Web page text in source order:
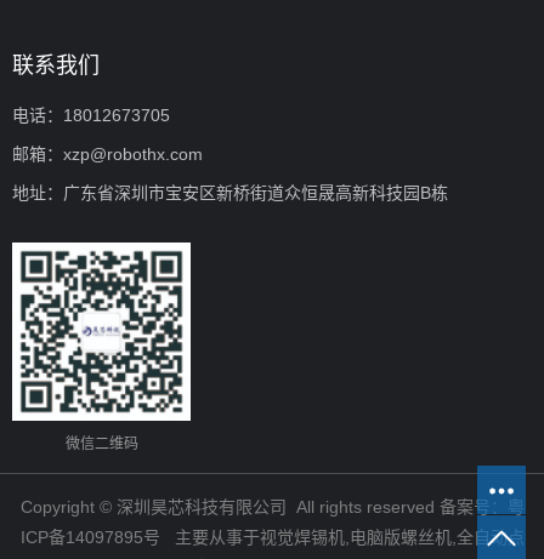
联系我们
电话：18012673705
邮箱：xzp@robothx.com
地址：广东省深圳市宝安区新桥街道众恒晟高新科技园B栋
微信二维码
Copyright © 深圳昊芯科技有限公司 All rights reserved 备案号： 粤
ICP备14097895号 主要从事于视觉焊锡机, 电脑版螺丝机, 全自动点